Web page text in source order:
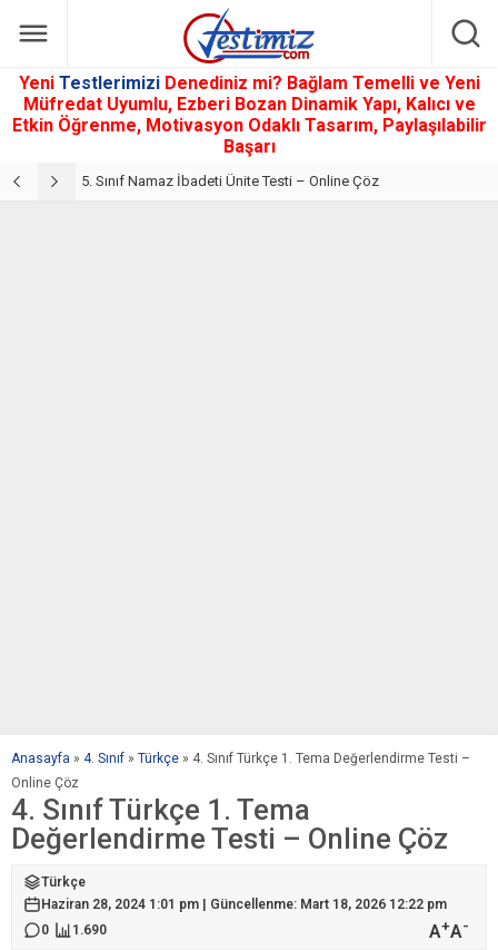
Yeni Testlerimizi Denediniz mi? Bağlam Temelli ve Yeni
Müfredat Uyumlu, Ezberi Bozan Dinamik Yapı, Kalıcı ve
Etkin Öğrenme, Motivasyon Odaklı Tasarım, Paylaşılabilir
Başarı
5. Sınıf Namaz İbadeti Ünite Testi – Online Çöz
Anasayfa » 4. Sınıf » Türkçe » 4. Sınıf Türkçe 1. Tema Değerlendirme Testi –
Online Çöz
4. Sınıf Türkçe 1. Tema
Değerlendirme Testi – Online Çöz
Türkçe
Haziran 28, 2024 1:01 pm | Güncellenme: Mart 18, 2026 12:22 pm
0
1.690 A+A-